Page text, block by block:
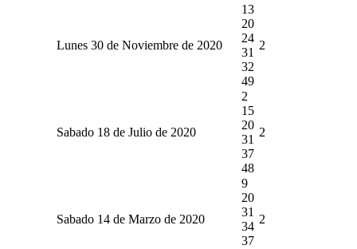
Lunes 30 de Noviembre de 2020
13
20
24
31
32
49
2
Sabado 18 de Julio de 2020
2
15
20
31
37
48
2
Sabado 14 de Marzo de 2020
9
20
31
34
37
2